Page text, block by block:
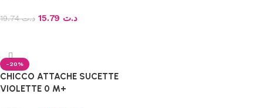
د.ت19.74 د.ت
-20%
CHICCO ATTACHE SUCETTE
VIOLETTE 0 M+